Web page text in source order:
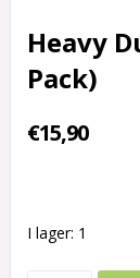
Heavy
Pack)
€15,90
I lager: 1